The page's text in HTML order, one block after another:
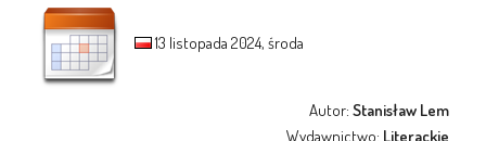
13 listopada 2024, środa
Autor:Stanisław Lem
Wydawnictwo: Literackie